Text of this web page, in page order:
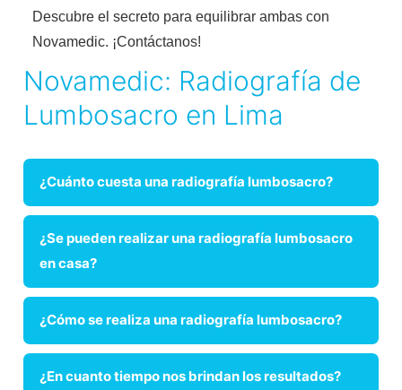
Descubre el secreto para equilibrar ambas con
Novamedic. ¡Contáctanos!
Novamedic: Radiografía de
Lumbosacro en Lima
¿Cuánto cuesta una radiografía lumbosacro?
¿Se pueden realizar una radiografía lumbosacro
en casa?
¿Cómo se realiza una radiografía lumbosacro?
¿En cuanto tiempo nos brindan los resultados?